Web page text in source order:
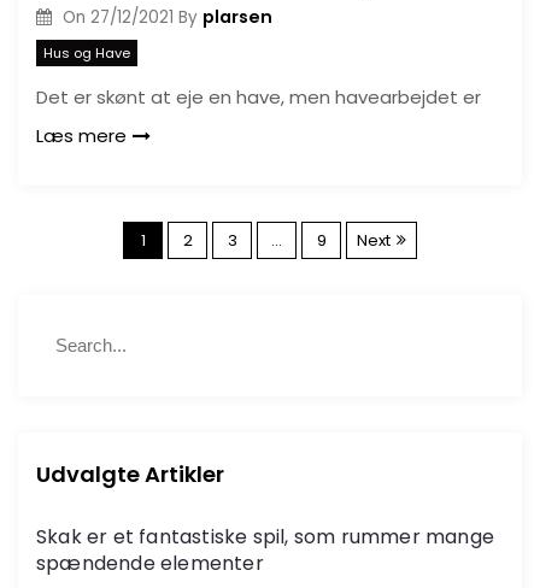
On 27/12/2021 By plarsen
Hus og Have
Det er skønt at eje en have, men havearbejdet er
Læs mere
I
g
1 2 3 … 9 Next
h
o
r
Udvalgte Artikler
Skak er et fantastiske spil, som rummer mange
spændende elementer